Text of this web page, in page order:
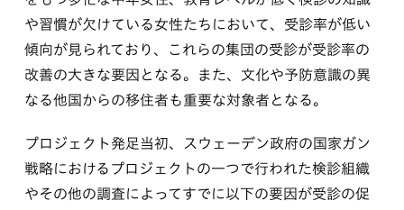
や習慣が欠けている女性たちにおいて、受診率が低い
傾向が見られており、これらの集団の受診が受診率の
改善の大きな要因となる。また、文化や予防意識の異
なる他国からの移住者も重要な対象者となる。
プロジェクト発足当初、スウェーデン政府の国家ガン
戦略におけるプロジェクトの一つで行われた検診組織
やその他の調査によってすでに以下の要因が受診の促